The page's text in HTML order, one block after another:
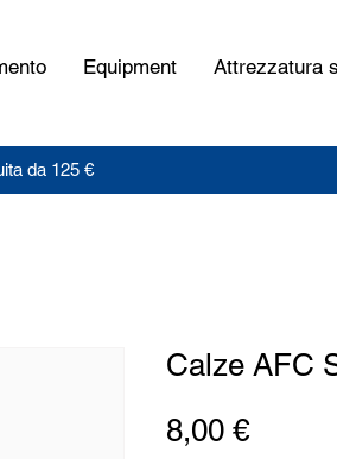
Equipment Attrezzatura
da 125 €
Calze AFC
8,00 €Prezzo